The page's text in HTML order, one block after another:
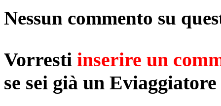
Nessun commento su
Vorresti inserire un
se sei già un Eviaggiatore